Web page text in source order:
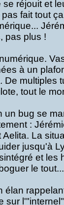
se réjouit et
fait tout
pas plus !
à un
De multiples
tout le
un bug se
:
Aelita. La
jusqu'à
et les
le
élan
sur